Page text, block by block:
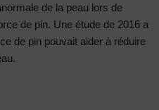
de la peau lors de
de pin. Une étude de 2016 a
de pin pouvait aider à réduire